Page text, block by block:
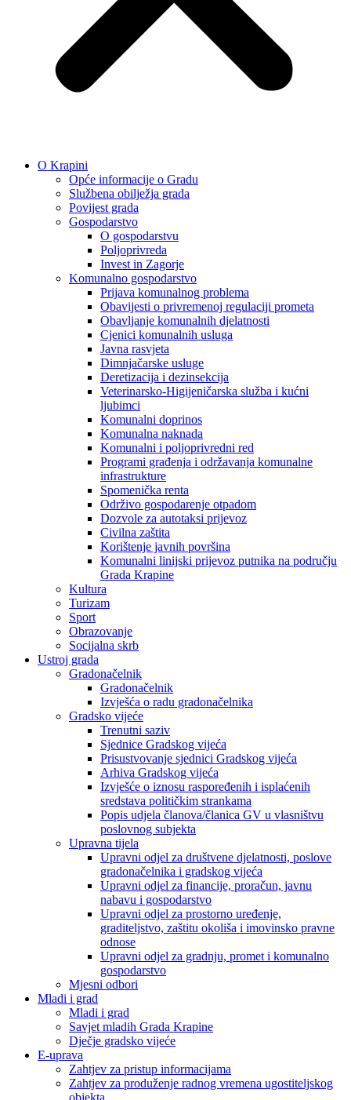
O Krapini
Opće informacije o Gradu
Službena obilježja grada
Povijest grada
Gospodarstvo
O gospodarstvu
Poljoprivreda
Invest in Zagorje
Komunalno gospodarstvo
Prijava komunalnog problema
Obavijesti o privremenoj regulaciji prometa
Obavljanje komunalnih djelatnosti
Cjenici komunalnih usluga
Javna rasvjeta
Dimnjačarske usluge
Deretizacija i dezinsekcija
Veterinarsko-Higijeničarska služba i kućni
ljubimci
Komunalni doprinos
Komunalna naknada
Komunalni i poljoprivredni red
Programi građenja i održavanja komunalne
infrastrukture
Spomenička renta
Održivo gospodarenje otpadom
Dozvole za autotaksi prijevoz
Civilna zaštita
Korištenje javnih površina
Komunalni linijski prijevoz putnika na području
Grada Krapine
Kultura
Turizam
Sport
Obrazovanje
Socijalna skrb
Ustroj grada
Gradonačelnik
Gradonačelnik
Izvješća o radu gradonačelnika
Gradsko vijeće
Trenutni saziv
Sjednice Gradskog vijeća
Prisustvovanje sjednici Gradskog vijeća
Arhiva Gradskog vijeća
Izvješće o iznosu raspoređenih i isplaćenih
sredstava političkim strankama
Popis udjela članova/članica GV u vlasništvu
poslovnog subjekta
Upravna tijela
Upravni odjel za društvene djelatnosti, poslove
gradonačelnika i gradskog vijeća
Upravni odjel za financije, proračun, javnu
nabavu i gospodarstvo
Upravni odjel za prostorno uređenje,
graditeljstvo, zaštitu okoliša i imovinsko pravne
odnose
Upravni odjel za gradnju, promet i komunalno
gospodarstvo
Mjesni odbori
Mladi i grad
Mladi i grad
Savjet mladih Grada Krapine
Dječje gradsko vijeće
E-uprava
Zahtjev za pristup informacijama
Zahtjev za produženje radnog vremena ugostiteljskog
objekta